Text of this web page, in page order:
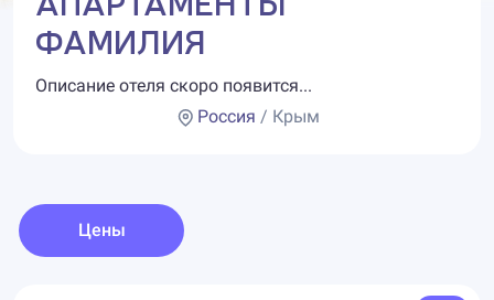
ФАМИЛИЯ
Описание отеля скоро появится...
Россия / Крым
Цены